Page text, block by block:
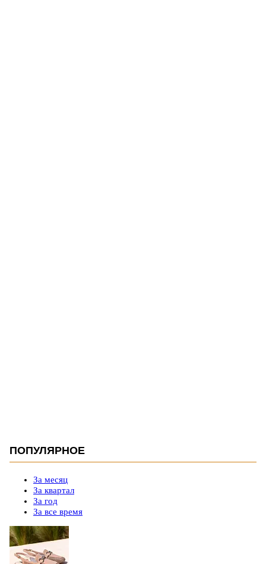
ПОПУЛЯРНОЕ
За месяц
За квартал
За год
За все время